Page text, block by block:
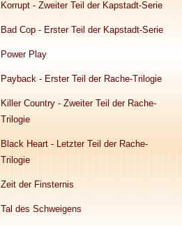
Korrupt - Zweiter Teil der Kapstadt-Serie
Bad Cop - Erster Teil der Kapstadt-Serie
Power Play
Payback - Erster Teil der Rache-Trilogie
Killer Country - Zweiter Teil der Rache-
Trilogie
Black Heart - Letzter Teil der Rache-
Trilogie
Zeit der Finsternis
Tal des Schweigens